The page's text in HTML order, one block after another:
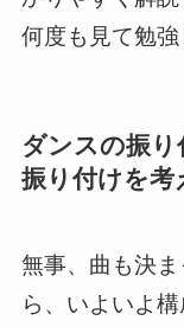
何度も見て勉強
ダンスの振
振り付けを考
無事、曲も決
ら、いよいよ